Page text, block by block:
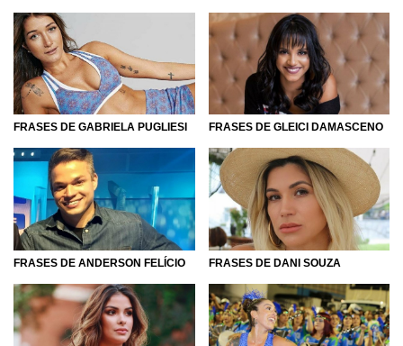
FRASES DE GABRIELA PUGLIESI FRASES DE GLEICI DAMASCENO
FRASES DE ANDERSON FELÍCIO FRASES DE DANI SOUZA